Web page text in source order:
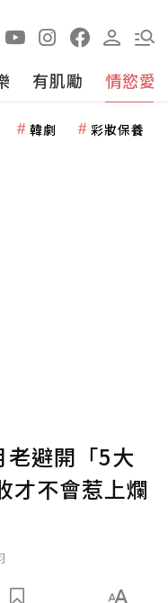
有肌勵 情慾愛
韓劇 彩妝保養
避開「5大
才不會惹上爛